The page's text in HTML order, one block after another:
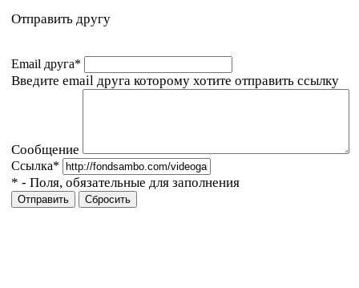
Отправить другу
Email друга*
Введите email друга которому хотите отправить ссылку
Сообщение
Ссылка*
* - Поля, обязательные для заполнения